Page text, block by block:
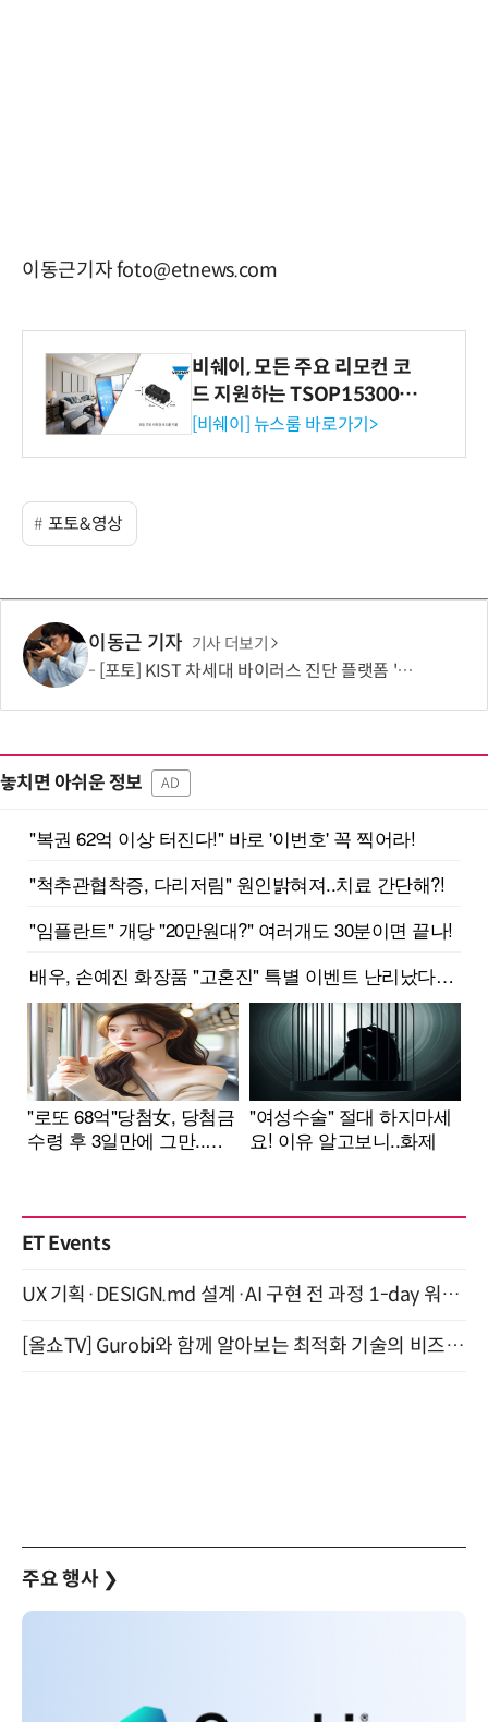
이동근기자 foto@etnews.com
비쉐이, 모든 주요 리모컨 코
드 지원하는 TSOP15300 시
리즈 IR 수신기 출시
[비쉐이] 뉴스룸 바로가기>
포토&영상
이동근 기자 기사 더보기
[포토] KIST 차세대 바이러스 진단 플랫폼 '퓨전 어세이' 개발
놓치면 아쉬운 정보 AD
ET Events
UX 기획·DESIGN.md 설계·AI 구현 전 과정 1-day 워크숍 with Claude Code·Codex 9월 15일 개최
[올쇼TV] Gurobi와 함께 알아보는 최적화 기술의 비즈니스 활용 (8월 20일 생방송)
주요 행사 ❯